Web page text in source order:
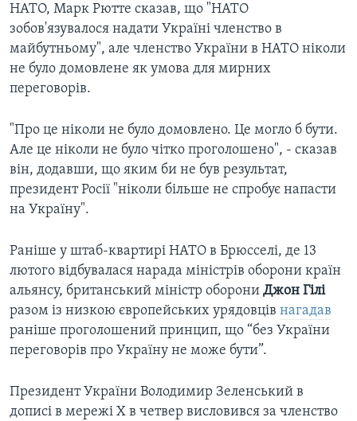
НАТО, Марк Рютте сказав, що "НАТО
зобов'язувалося надати Україні членство в
майбутньому", але членство України в НАТО ніколи
не було домовлене як умова для мирних
переговорів.
"Про це ніколи не було домовлено. Це могло б бути.
Але це ніколи не було чітко проголошено", - сказав
він, додавши, що яким би не був результат,
президент Росії "ніколи більше не спробує напасти
на Україну".
Раніше у штаб-квартирі НАТО в Брюсселі, де 13
лютого відбувалася нарада міністрів оборони країн
альянсу, британський міністр оборони Джон Гілі
разом із низкою європейських урядовців нагадав
раніше проголошений принцип, що “без України
переговорів про Україну не може бути”.
Президент України Володимир Зеленський в
дописі в мережі Х в четвер висловився за членство